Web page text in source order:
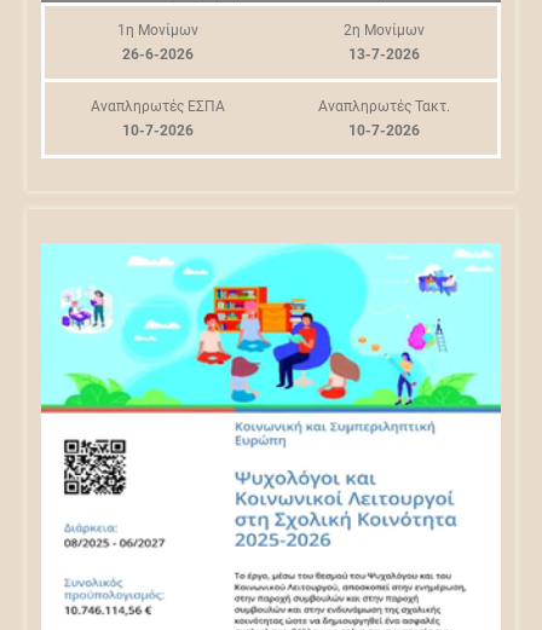
1η Μονίμων
26-6-2026
2η Μονίμων
13-7-2026
Αναπληρωτές ΕΣΠΑ
10-7-2026
Αναπληρωτές Τακτ.
10-7-2026